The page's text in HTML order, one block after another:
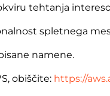
tehtanja
spletnega
namene.
obiščite: https://